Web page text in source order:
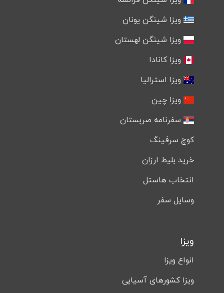
لیبریا
مالی
بورکینافاسو
ساحل عاج
غنا
توگو
آفریقای جنوبی
تانزانیا
زیمباوه
ویزا شینگن یونان
ویزا شینگن لهستان
ویزا کانادا
ویزا استرالیا
ویزا چین
سفرنامه صربستان
کوچ سرفینگ
خرید بلیط ارزان
انتخاب هاستل
وسایل سفر
ویزا
انواع ویزا
ویزا کشورهای آسیایی